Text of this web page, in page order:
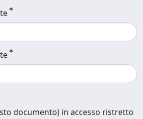
documento) in accesso ristretto